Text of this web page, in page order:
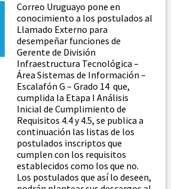
Correo Uruguayo pone en
conocimiento a los postulados al
Llamado Externo para
desempeñar funciones de
Gerente de División
Infraestructura Tecnológica –
Área Sistemas de Información –
Escalafón G – Grado 14 que,
cumplida la Etapa I Análisis
Inicial de Cumplimiento de
Requisitos 4.4 y 4.5, se publica a
continuación las listas de los
postulados inscriptos que
cumplen con los requisitos
establecidos como los que no.
Los postulados que así lo deseen,